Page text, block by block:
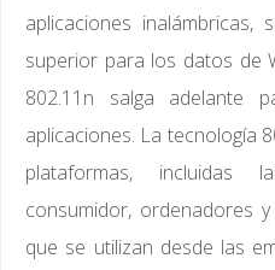
aplicaciones inalámbricas,
superior para los datos de
802.11n salga adelante
aplicaciones. La tecnología
plataformas, incluidas
consumidor, ordenadores
que se utilizan desde las